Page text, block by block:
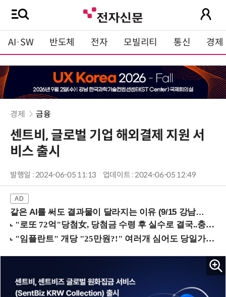
AI·SW 반도체 전자 모빌리티 통신 경제
경제 금융
센트비, 글로벌 기업 해외결제 지원 서
비스 출시
발행일 : 2024-06-05 11:13 업데이트 : 2024-06-05 12:49
같은 AI를 써도 결과물이 달라지는 이유 (9/15 강남역)